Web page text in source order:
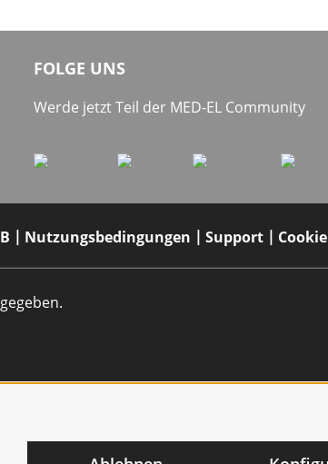
FOLGE UNS
Werde jetzt Teil der MED-EL Community
Nutzungsbedingungen Support